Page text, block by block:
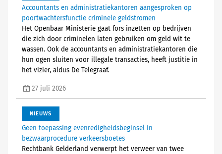
Accountants en administratiekantoren aangesproken op
poortwachtersfunctie criminele geldstromen
Het Openbaar Ministerie gaat fors inzetten op bedrijven
die zich door criminelen laten gebruiken om geld wit te
wassen. Ook de accountants en administratiekantoren die
hun ogen sluiten voor illegale transacties, heeft justitie in
het vizier, aldus De Telegraaf.
27 juli 2026
NIEUWS
Geen toepassing evenredigheidsbeginsel in
bezwaarprocedure verkeersboetes
Rechtbank Gelderland verwerpt het verweer van twee